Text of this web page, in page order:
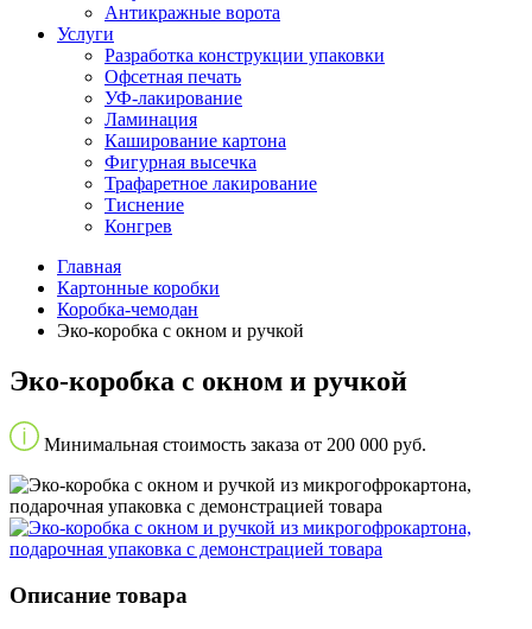
Антикражные ворота
Услуги
Разработка конструкции упаковки
Офсетная печать
УФ-лакирование
Ламинация
Каширование картона
Фигурная высечка
Трафаретное лакирование
Тиснение
Конгрев
Главная
Картонные коробки
Коробка-чемодан
Эко-коробка с окном и ручкой
Эко-коробка с окном и ручкой
Минимальная стоимость заказа от 200 000 руб.
Описание товара